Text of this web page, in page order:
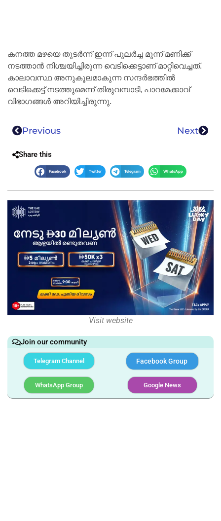
കനത്ത മഴയെ തുടര്‍ന്ന് ഇന്ന് പുലര്‍ച്ച മൂന്ന് മണിക്ക്
നടത്താന്‍ നിശ്ചയിച്ചിരുന്ന വെടിക്കെട്ടാണ് മാറ്റിവെച്ചത്.
കാലാവസ്ഥ അനുകൂലമാകുന്ന സന്ദര്‍ഭത്തില്‍
വെടിക്കെട്ട് നടത്തുമെന്ന് തിരുവമ്പാടി, പാറമേക്കാവ്
വിഭാഗങ്ങള്‍ അറിയിച്ചിരുന്നു.
Previous Next
Share this
Facebook Twitter Telegram WhatsApp
Visit website
Join our community
Telegram Channel Facebook Group
WhatsApp Group Google News